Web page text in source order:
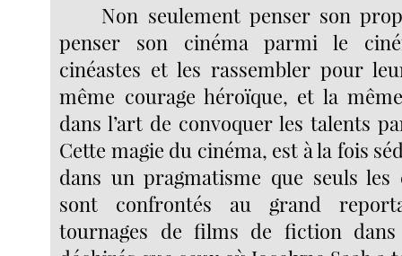
Non seulement penser son
penser son cinéma parmi le
cinéastes et les rassembler pour
même courage héroïque, et la
dans l’art de convoquer les talents
Cette magie du cinéma, est à la fois
dans un pragmatisme que seuls les
sont confrontés au grand
tournages de films de fiction dans